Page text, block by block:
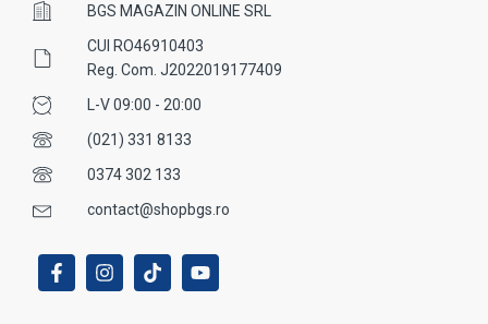
BGS MAGAZIN ONLINE SRL
CUI RO46910403
Reg. Com. J2022019177409
L-V 09:00 - 20:00
(021) 331 8133
0374 302 133
contact@shopbgs.ro